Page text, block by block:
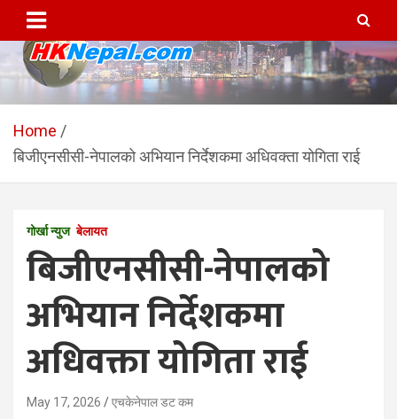
content
HKNepal.com – हङकङबाट
सञ्चालित पहिलो नेपाली अनलाईन
पत्रिका
hknepal, hknepal.com, hk nepal, hk nepal com
Home
बिजीएनसीसी-नेपालको अभियान निर्देशकमा अधिवक्ता योगिता राई
गोर्खा न्युज बेलायत
बिजीएनसीसी-नेपालको
अभियान निर्देशकमा
अधिवक्ता योगिता राई
May 17, 2026 एचकेनेपाल डट कम